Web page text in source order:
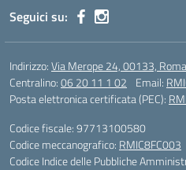
Seguici su:
Indirizzo:Via Merope 24, 00133, Roma
Centralino:06 20 11 1 02 Email:
Posta elettronica certificata (PEC):
Codice fiscale: 97713100580
Codice meccanografico: RMIC8FC003
Codice Indice delle Pubbliche